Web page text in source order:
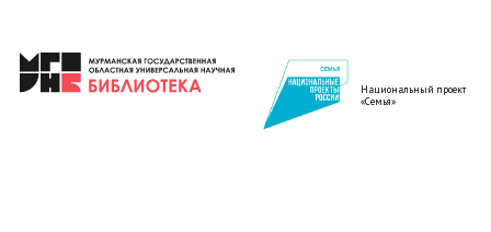
Национальный проект
«Семья»